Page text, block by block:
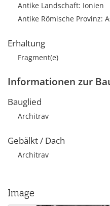
Antike Landschaft: Ionien
Antike Römische Provinz:
Erhaltung
Fragment(e)
Informationen zur
Bauglied
Architrav
Gebälkt / Dach
Architrav
Image